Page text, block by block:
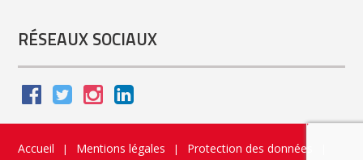
RÉSEAUX SOCIAUX
Accueil | Mentions légales | Protection des données